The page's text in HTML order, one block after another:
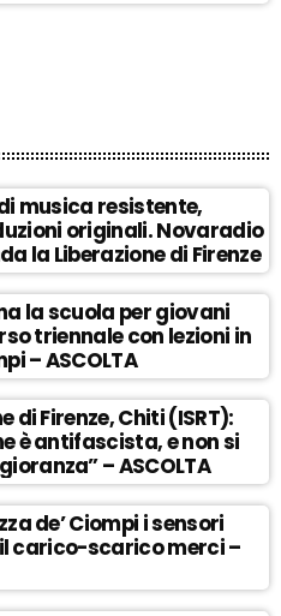
di musica resistente,
originali. Novaradio
la Liberazione di Firenze
la scuola per giovani
triennale con lezioni in
– ASCOLTA
di Firenze, Chiti (ISRT):
è antifascista, e non si
– ASCOLTA
de’ Ciompi i sensori
carico-scarico merci –